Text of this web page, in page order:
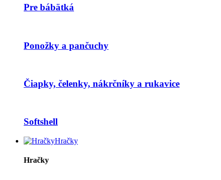
Pre bábätká
Ponožky a pančuchy
Čiapky, čelenky, nákrčníky a rukavice
Softshell
Hračky
Hračky